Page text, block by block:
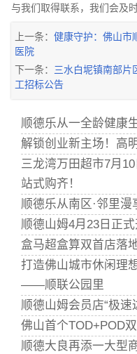
与我们取得联系，我们会及
上一条： 健康守护：佛山市
医院
下一条： 三水白坭镇南部片
工招标公告
顺德乐从一全龄健康
解锁创业新主场！高
三龙湾万田超市7月
站式购齐！
顺德乐从南区·邻里
顺德山姆4月23日正
盒马超盒算双首店落
打造佛山城市休闲理
——顺联公园里
顺德山姆会员店“极
佛山首个TOD+POD
顺德大良再添一大型